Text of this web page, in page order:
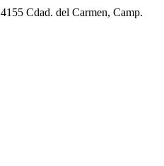
Cdad. del Carmen, Camp.